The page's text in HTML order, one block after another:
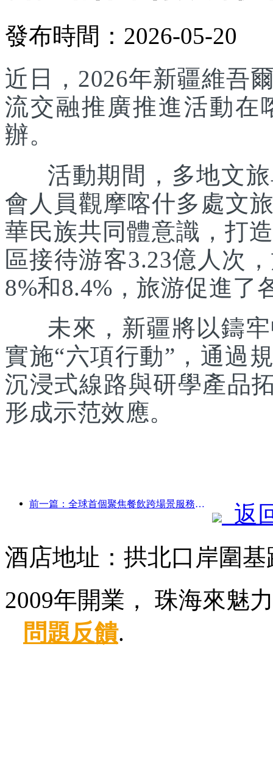
發布時間：2026-05-20
近日，2026年新疆維吾
流交融推廣推進活動在
辦。
活動期間，多地文旅
會人員觀摩喀什多處文
華民族共同體意識，打
區接待游客3.23億人次
8%和8.4%，旅游促進了
未來，新疆將以鑄牢
實施“六項行動”，通過
沉浸式線路與研學產品
形成示范效應。
前一篇：全球首個聚焦餐飲跨場景服務的人形機器人發布
返
酒店地址：拱北口岸圍基
2009年開業， 珠海來魅
問題反饋.